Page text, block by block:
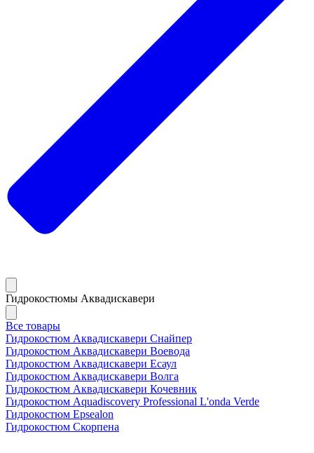
Гидрокостюмы Аквадискавери
Все товары
Гидрокостюм Аквадискавери Снайпер
Гидрокостюм Аквадискавери Воевода
Гидрокостюм Аквадискавери Есаул
Гидрокостюм Аквадискавери Волга
Гидрокостюм Аквадискавери Кочевник
Гидрокостюм Aquadiscovery Professional L'onda Verde
Гидрокостюм Epsealon
Гидрокостюм Скорпена